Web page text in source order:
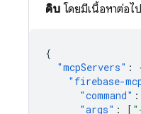
ดิบ โดยมีเนื้อหาต่อไ
{
"mcpServers" :
"firebase-
"command" :
"args" : [